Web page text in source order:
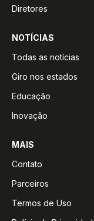
Diretores
NOTÍCIAS
Todas as notícias
Giro nos estados
Educação
Inovação
MAIS
Contato
Parceiros
Termos de Uso